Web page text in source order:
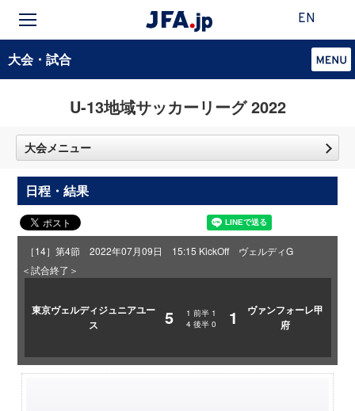
EN
大会・試合
U-13地域サッカーリーグ 2022
大会メニュー
日程・結果
［14］第4節 2022年07月09日 15:15 KickOff ヴェルディG
＜試合終了＞
東京ヴェルディジュニアユー
ス
5 1 前半 1
4 後半 0 1
ヴァンフォーレ甲
府